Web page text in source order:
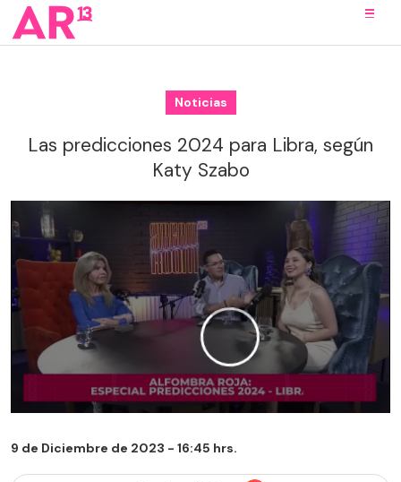
Noticias
Las predicciones 2024 para Libra, según
Katy Szabo
9 de Diciembre de 2023 - 16:45 hrs.